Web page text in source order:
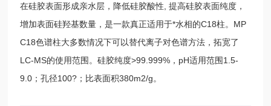
在硅胶表面形成亲水层，降低硅胶酸性, 提高硅胶表面纯度，
增加表面硅羟基数量，是一款真正适用于*水相的C18柱。MP
C18色谱柱大多数情况下可以替代离子对色谱方法，拓宽了
LC-MS的使用范围。硅胶纯度>99.999%，pH适用范围1.5-
9.0；孔径100?；比表面积380m2/g。